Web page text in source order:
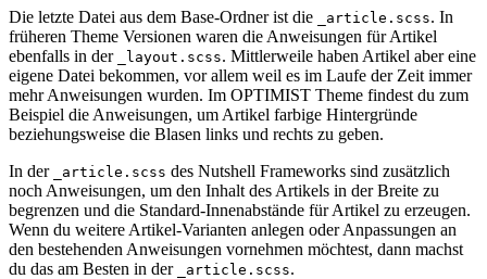
Die letzte Datei aus dem Base-Ordner ist die
_article.scss. In
früheren Theme Versionen waren die Anweisungen für Artikel
ebenfalls in der
_layout.scss. Mittlerweile haben Artikel aber eine
eigene Datei bekommen, vor allem weil es im Laufe der Zeit immer
mehr Anweisungen wurden. Im OPTIMIST Theme findest du zum
Beispiel die Anweisungen, um Artikel farbige Hintergründe
beziehungsweise die Blasen links und rechts zu geben.
In der
_article.scss des Nutshell Frameworks sind zusätzlich
noch Anweisungen, um den Inhalt des Artikels in der Breite zu
begrenzen und die Standard-Innenabstände für Artikel zu erzeugen.
Wenn du weitere Artikel-Varianten anlegen oder Anpassungen an
den bestehenden Anweisungen vornehmen möchtest, dann machst
du das am Besten in der
_article.scss.